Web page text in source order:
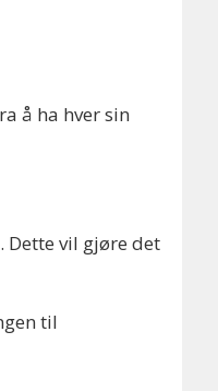
å ha hver sin
Dette vil gjøre det
til